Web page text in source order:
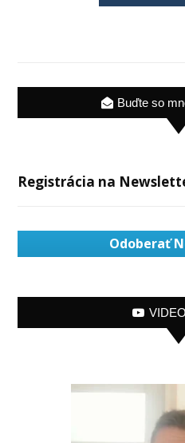
Buďte so
Registrácia na
Odoberať